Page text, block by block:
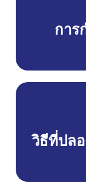
การ
วิธีที่ปล